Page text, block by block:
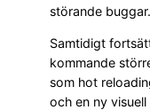
störande buggar.
Samtidigt
kommande
som hot
och en ny